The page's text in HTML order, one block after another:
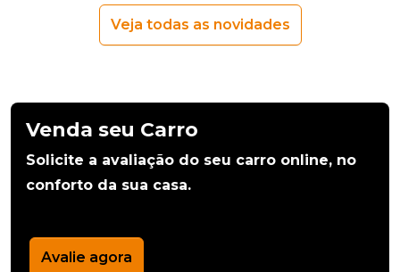
Veja todas as novidades
Venda seu Carro
Solicite a avaliação do seu carro online, no
conforto da sua casa.
Avalie agora